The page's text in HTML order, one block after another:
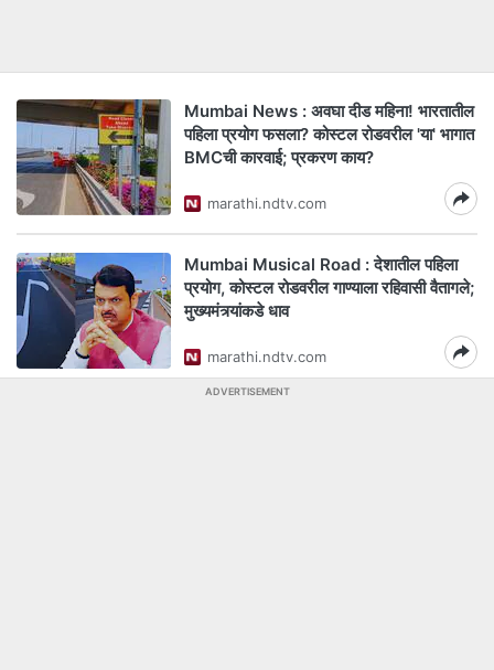
Mumbai News : अवघा दीड महिना! भारतातील
पहिला प्रयोग फसला? कोस्टल रोडवरील 'या' भागात
BMCची कारवाई; प्रकरण काय?
marathi.ndtv.com
Mumbai Musical Road : देशातील पहिला
प्रयोग, कोस्टल रोडवरील गाण्याला रहिवासी वैतागले;
मुख्यमंत्र्यांकडे धाव
marathi.ndtv.com
ADVERTISEMENT